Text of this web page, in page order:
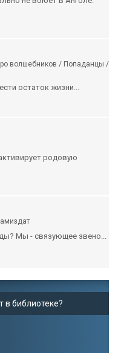
волшебников / Попаданцы /
остаток жизни...
родовую
Мы - связующее звено...
в библиотеке?